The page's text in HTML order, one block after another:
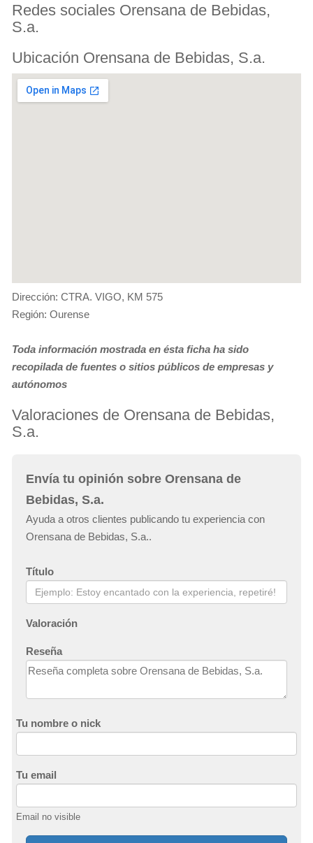
Redes sociales Orensana de Bebidas,
S.a.
Ubicación Orensana de Bebidas, S.a.
Dirección: CTRA. VIGO, KM 575
Región: Ourense
Toda información mostrada en ésta ficha ha sido
recopilada de fuentes o sitios públicos de empresas y
autónomos
Valoraciones de Orensana de Bebidas,
S.a.
Envía tu opinión sobre Orensana de
Bebidas, S.a.
Ayuda a otros clientes publicando tu experiencia con
Orensana de Bebidas, S.a..
Título
Valoración
Reseña
Tu nombre o nick
Tu email
Email no visible